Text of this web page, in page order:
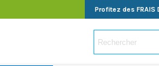
Profitez des FRAIS